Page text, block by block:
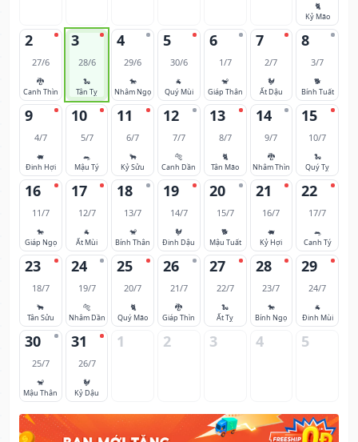
🐈
Kỷ Mão
2
27/6
🐉
Canh Thìn
3
28/6
🐍
Tân Tỵ
4
29/6
🐎
Nhâm Ngọ
5
30/6
🐐
Quý Mùi
6
1/7
🐒
Giáp Thân
7
2/7
🐓
Ất Dậu
8
3/7
🐕
Bính Tuất
9
4/7
🐖
Đinh Hợi
10
5/7
🐀
Mậu Tý
11
6/7
🐂
Kỷ Sửu
12
7/7
🐅
Canh Dần
13
8/7
🐈
Tân Mão
14
9/7
🐉
Nhâm Thìn
15
10/7
🐍
Quý Tỵ
16
11/7
🐎
Giáp Ngọ
17
12/7
🐐
Ất Mùi
18
13/7
🐒
Bính Thân
19
14/7
🐓
Đinh Dậu
20
15/7
🐕
Mậu Tuất
21
16/7
🐖
Kỷ Hợi
22
17/7
🐀
Canh Tý
23
18/7
🐂
Tân Sửu
24
19/7
🐅
Nhâm Dần
25
20/7
🐈
Quý Mão
26
21/7
🐉
Giáp Thìn
27
22/7
🐍
Ất Tỵ
28
23/7
🐎
Bính Ngọ
29
24/7
🐐
Đinh Mùi
30
25/7
🐒
Mậu Thân
31
26/7
🐓
Kỷ Dậu
1 2 3 4 5